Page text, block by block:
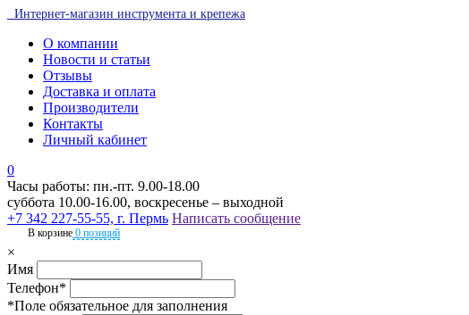
Интернет-магазин инструмента и крепежа
О компании
Новости и статьи
Отзывы
Доставка и оплата
Производители
Контакты
Личный кабинет
0
Часы работы: пн.-пт. 9.00-18.00
суббота 10.00-16.00, воскресенье – выходной
+7 342 227-55-55, г. Пермь Написать сообщение
В корзине 0 позиций
×
Имя
Телефон*
*Поле обязательное для заполнения